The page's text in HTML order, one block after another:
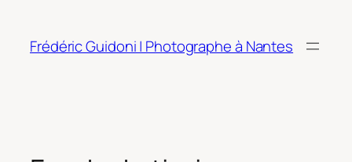
contenu
Frédéric Guidoni | Photographe à Nantes